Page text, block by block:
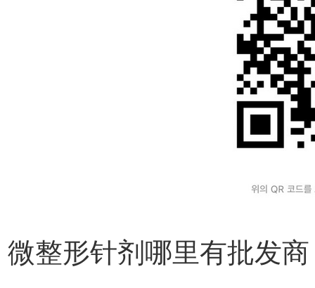
微整形针剂哪里有批发